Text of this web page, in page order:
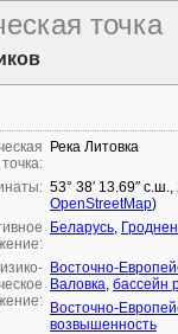
точка
точка:
Река Литовка
53° 38′ 13.69″
OpenStreetMap)
Беларусь,
Восточно-
Валовка, бассейн
Восточно-
возвышенность